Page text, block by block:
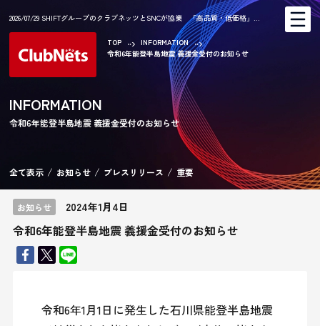
2026/07/29 SHIFTグループのクラブネッツとSNCが協業 「高品質・低価格」…
TOP
INFORMATION
令和6年能登半島地震 義援金受付のお知らせ
INFORMATION
令和6年能登半島地震 義援金受付のお知らせ
全て表示 お知らせ プレスリリース 重要
お知らせ 2024年1月4日
令和6年能登半島地震 義援金受付のお知らせ
令和6年1月1日に発生した石川県能登半島地震